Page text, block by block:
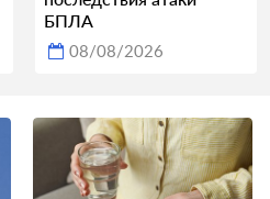
БПЛА
08/08/2026